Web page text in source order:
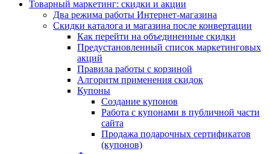
Товарный маркетинг: скидки и акции
Два режима работы Интернет-магазина
Скидки каталога и магазина после конвертации
Как перейти на объединенные скидки
Предустановленный список маркетинговых
акций
Правила работы с корзиной
Алгоритм применения скидок
Купоны
Создание купонов
Работа с купонами в публичной части
сайта
Продажа подарочных сертификатов
(купонов)